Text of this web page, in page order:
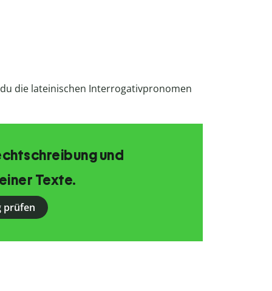
die lateinischen Interrogativpronomen
und
Texte.
prüfen